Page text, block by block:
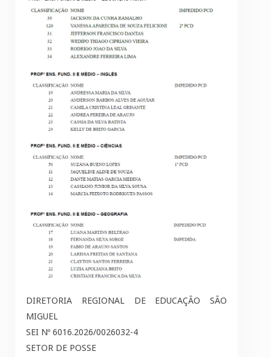
DIRETORIA REGIONAL DE EDUCAÇÃO SÃO
MIGUEL
SEI Nº 6016.2026/0026032-4
SETOR DE POSSE